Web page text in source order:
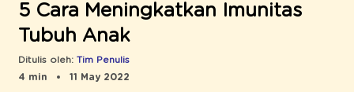
5 Cara Meningkatkan Imunitas
Tubuh Anak
Ditulis oleh: Tim Penulis
4 min
11 May 2022